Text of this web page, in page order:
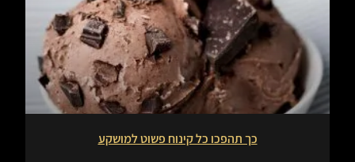
כך תהפכו כל קינוח פשוט למושקע